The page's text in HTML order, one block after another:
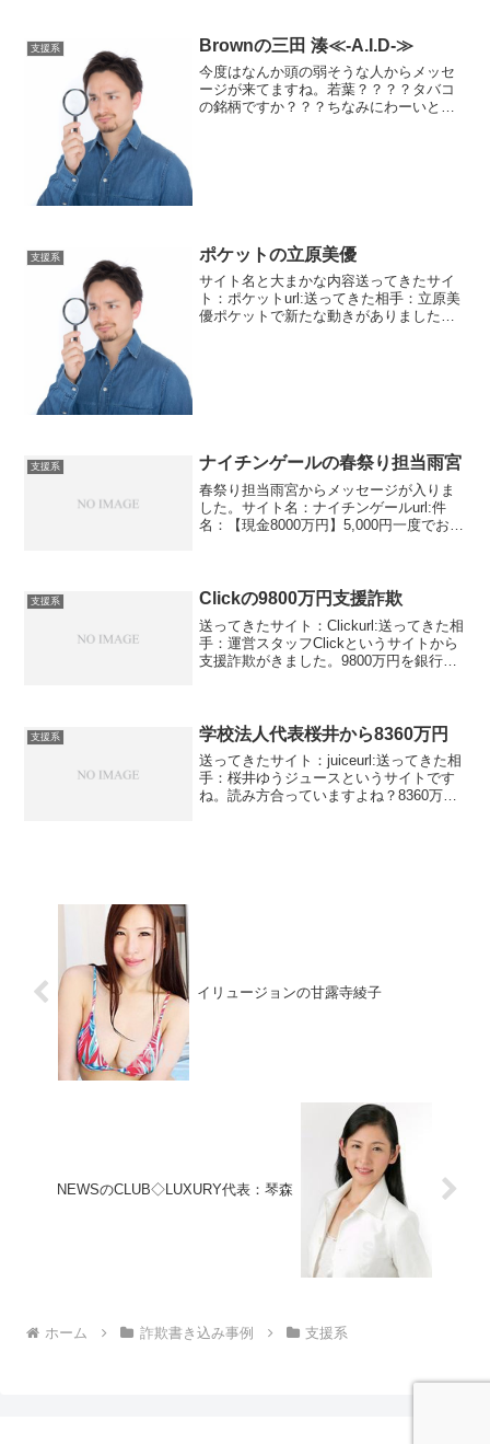
は、生前から慈善活動が好きだったよう
支援系 Brownの三田 湊≪-A.I.D-≫
今度はなんか頭の弱そうな人からメッセ
ージが来てますね。若葉？？？？タバコ
の銘柄ですか？？？ちなみにわーいとあ
支援系 ポケットの立原美優
サイト名と大まかな内容送ってきたサイ
ト：ポケットurl:送ってきた相手：立原美
優ポケットで新たな動きがありました
支援系 ナイチンゲールの春祭り担当雨宮
春祭り担当雨宮からメッセージが入りま
した。サイト名：ナイチンゲールurl:件
名：【現金8000万円】5,000円一度でお振
支援系 Clickの9800万円支援詐欺
送ってきたサイト：Clickurl:送ってきた相
手：運営スタッフClickというサイトから
支援詐欺がきました。9800万円を銀行経
支援系 学校法人代表桜井から8360万円
送ってきたサイト：juiceurl:送ってきた相
手：桜井ゆうジュースというサイトです
ね。読み方合っていますよね？8360万円
イリュージョンの甘露寺綾子
NEWSのCLUB◇LUXURY代表：琴森
ホーム 詐欺書き込み事例 支援系